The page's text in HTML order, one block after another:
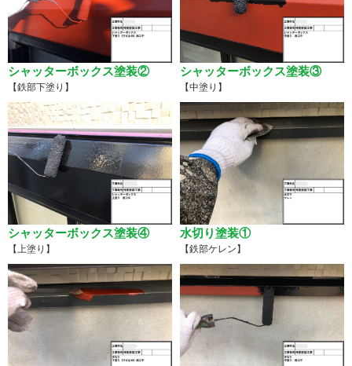
シャッターボックス塗装②
【鉄部下塗り】
シャッターボックス塗装③
【中塗り】
シャッターボックス塗装④
【上塗り】
水切り塗装①
【鉄部ケレン】